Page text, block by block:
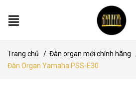
Trang chủ / Đàn organ mới chính hãng
Đàn Organ Yamaha PSS-E30